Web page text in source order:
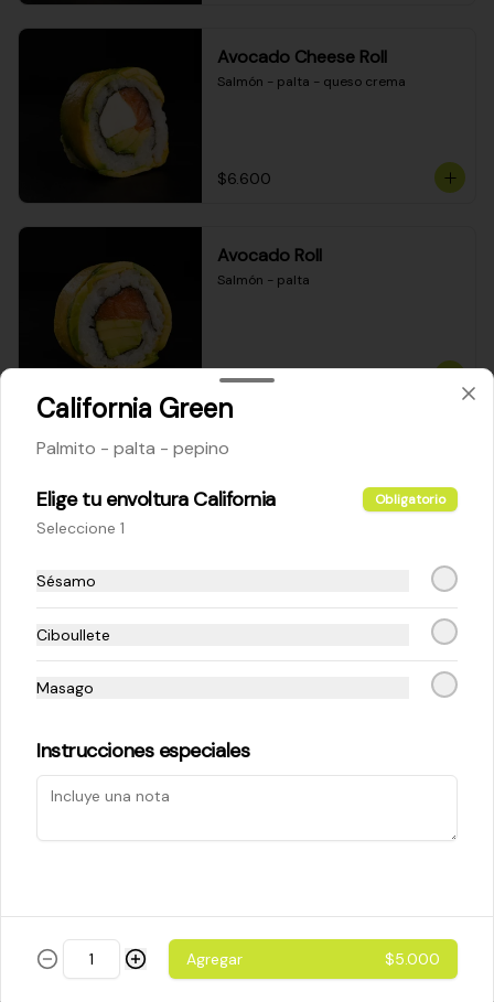
Avocado Cheese Roll
Salmón - palta - queso crema
$6.600
Avocado Roll
Salmón - palta
$6.200
Maki Cheese Roll
$5.200
$5.800
California Green
Palmito - palta - pepino
Elige tu envoltura California Obligatorio
Seleccione 1
Sésamo
Ciboullete
Masago
Instrucciones especiales
Agregar $5.000